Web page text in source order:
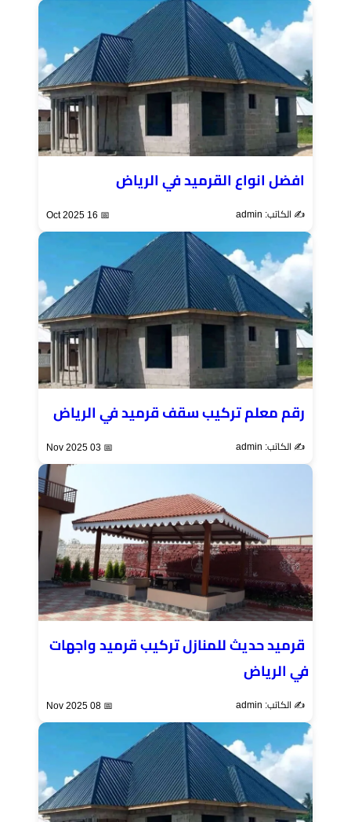
افضل انواع القرميد في الرياض
✍️ الكاتب: admin 📅 16 Oct 2025
رقم معلم تركيب سقف قرميد في الرياض
✍️ الكاتب: admin 📅 03 Nov 2025
قرميد حديث للمنازل تركيب قرميد واجهات
في الرياض
✍️ الكاتب: admin 📅 08 Nov 2025